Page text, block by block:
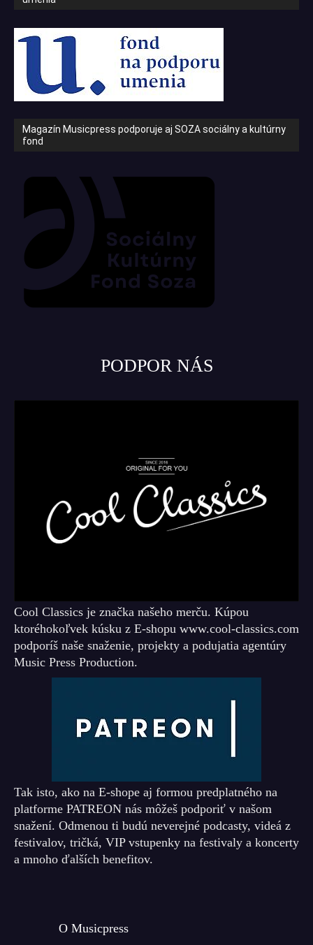
Magazín Musicpress podporuje aj SOZA sociálny a kultúrny
fond
PODPOR NÁS
Cool Classics je značka našeho merču. Kúpou
ktoréhokoľvek kúsku z E-shopu www.cool-classics.com
podporíš naše snaženie, projekty a podujatia agentúry
Music Press Production.
Tak isto, ako na E-shope aj formou predplatného na
platforme PATREON nás môžeš podporiť v našom
snažení. Odmenou ti budú neverejné podcasty, videá z
festivalov, tričká, VIP vstupenky na festivaly a koncerty
a mnoho ďalších benefitov.
O Musicpress